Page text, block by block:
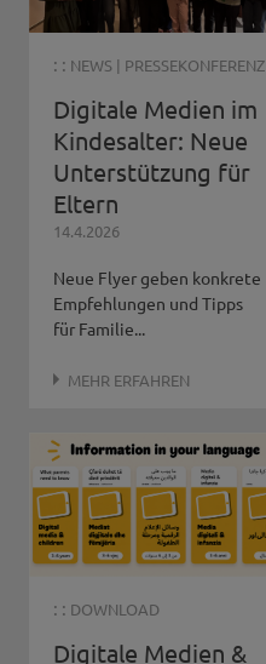
: : NEWS | PRESSEKONFERENZ
Digitale Medien im
Kindesalter: Neue
Unterstützung für
Eltern
14.4.2026
Neue Flyer geben konkrete
Empfehlungen und Tipps
für Familie...
MEHR ERFAHREN
: : DOWNLOAD
Digitale Medien &